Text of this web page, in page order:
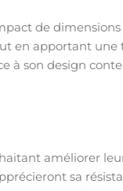
de dimensions
en apportant
à son design
améliorer
sa